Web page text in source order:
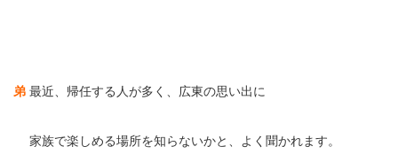
弟 最近、帰任する人が多く、広東の思い出に
家族で楽しめる場所を知らないかと、よく聞かれます。